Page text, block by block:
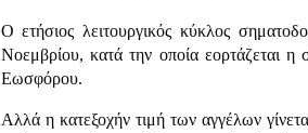
Ο ετήσιος λειτουργικός κύκλος
Νοεμβρίου, κατά την οποία εορτάζεται
Εωσφόρου.
Αλλά η κατεξοχήν τιμή των αγγέλων